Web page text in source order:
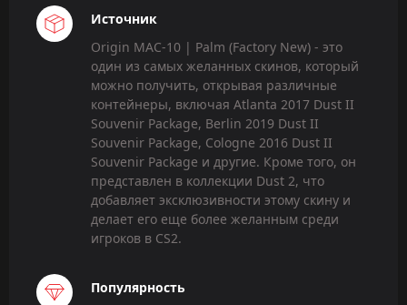
Источник
Origin MAC-10 | Palm (Factory New) - это
один из самых желанных скинов, который
можно получить, открывая различные
контейнеры, включая Atlanta 2017 Dust II
Souvenir Package, Berlin 2019 Dust II
Souvenir Package, Cologne 2016 Dust II
Souvenir Package и другие. Кроме того, он
представлен в коллекции Dust 2, что
добавляет эксклюзивности этому скину и
делает его еще более желанным среди
игроков в CS2.
Популярность